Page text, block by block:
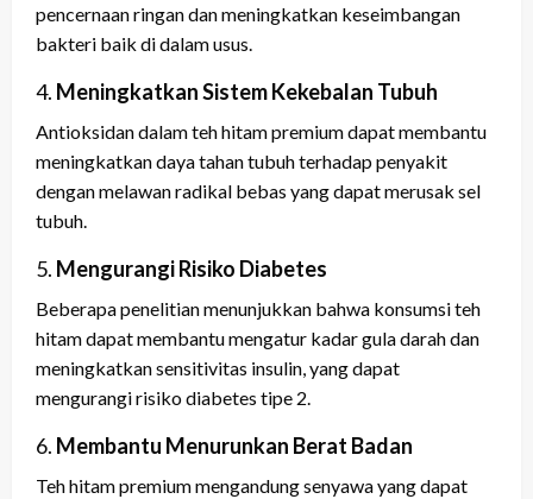
pencernaan ringan dan meningkatkan keseimbangan
bakteri baik di dalam usus.
4. Meningkatkan Sistem Kekebalan Tubuh
Antioksidan dalam teh hitam premium dapat membantu
meningkatkan daya tahan tubuh terhadap penyakit
dengan melawan radikal bebas yang dapat merusak sel
tubuh.
5. Mengurangi Risiko Diabetes
Beberapa penelitian menunjukkan bahwa konsumsi teh
hitam dapat membantu mengatur kadar gula darah dan
meningkatkan sensitivitas insulin, yang dapat
mengurangi risiko diabetes tipe 2.
6. Membantu Menurunkan Berat Badan
Teh hitam premium mengandung senyawa yang dapat